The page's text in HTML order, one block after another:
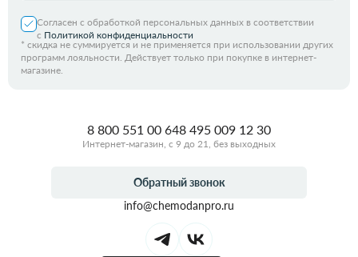
Согласен с обработкой персональных данных в соответствии
с Политикой конфиденциальности
* скидка не суммируется и не применяется при использовании других
программ лояльности. Действует только при покупке в интернет-
магазине.
8 800 551 00 648 495 009 12 30
Интернет-магазин, с 9 до 21, без выходных
Обратный звонок
info@chemodanpro.ru